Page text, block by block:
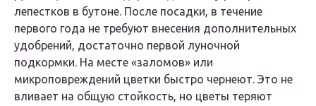
лепестков в бутоне. После посадки, в течение
первого года не требуют внесения дополнительных
удобрений, достаточно первой луночной
подкормки. На месте «заломов» или
микроповреждений цветки быстро чернеют. Это не
вливает на общую стойкость, но цветы теряют